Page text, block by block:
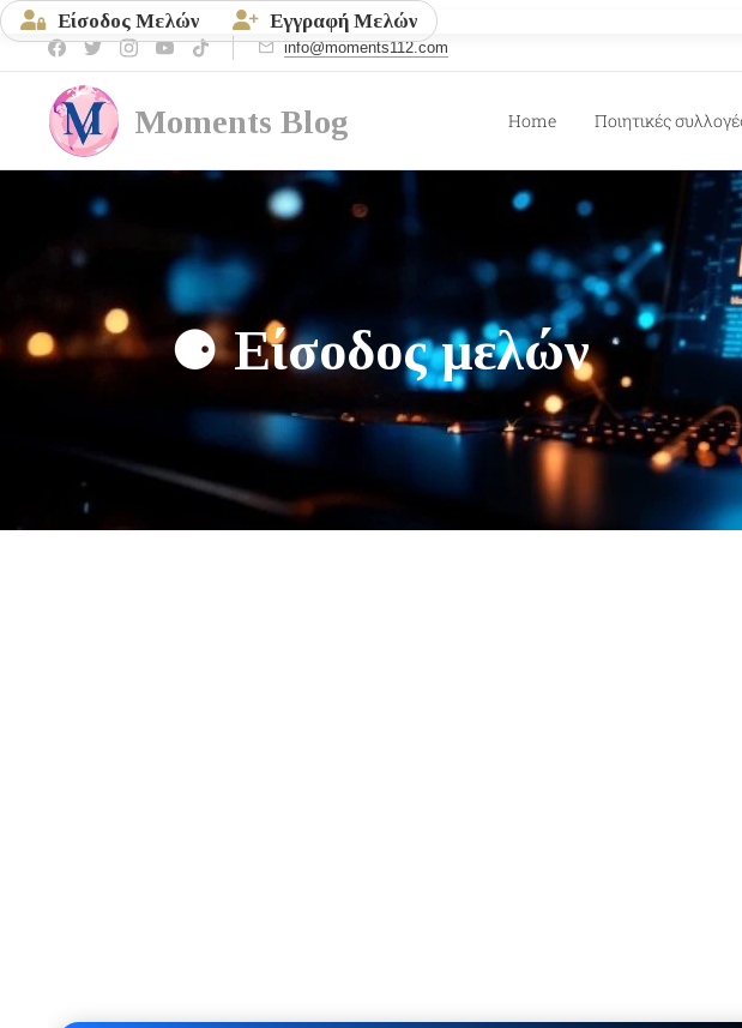
Είσοδος Μελών Εγγραφή Μελών
info@moments112.com
Moments Blog Home Ποιητικές
⚈Είσοδος μελών